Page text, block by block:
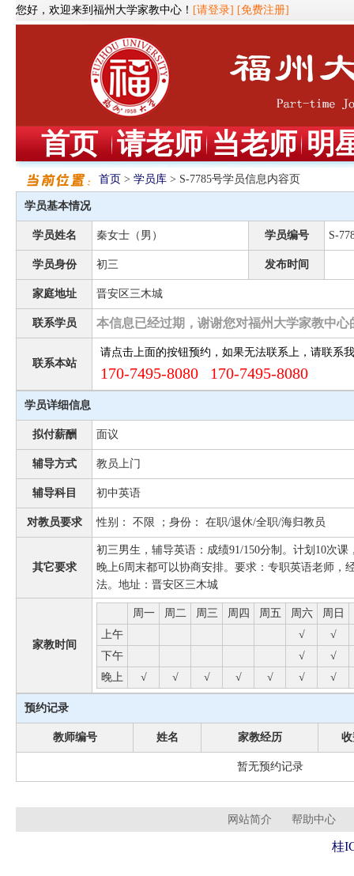
您好，欢迎来到福州大学家教中心！ [请登录] [免费注册]
首页 请老师 当老师 明
首页 > 学员库 > S-7785号学员信息内容页
学员基本情况
学员姓名 秦女士（男） 学员编号 S-
学员身份 初三 发布时间
家庭地址 晋安区三木城
联系学员 本信息已经过期，谢谢您对福州大学家教中心
联系本站
请点击上面的按钮预约，如果无法联系上，请联系
170-7495-8080 170-7495-8080
学员详细信息
拟付薪酬 面议
辅导方式 教员上门
辅导科目 初中英语
对教员要求 性别： 不限 ；身份： 在职/退休/全职/海归教员
其它要求
初三男生，辅导英语：成绩91/150分制。计划10次课
晚上6周末都可以协商安排。要求：专职英语老师，
法。地址：晋安区三木城
家教时间
周一 周二 周三 周四 周五 周六 周日
上午
√ √
下午
√ √
晚上
√ √ √ √ √ √ √
预约记录
教师编号 姓名 家教经历
暂无预约记录
网站简介 帮助中心
桂